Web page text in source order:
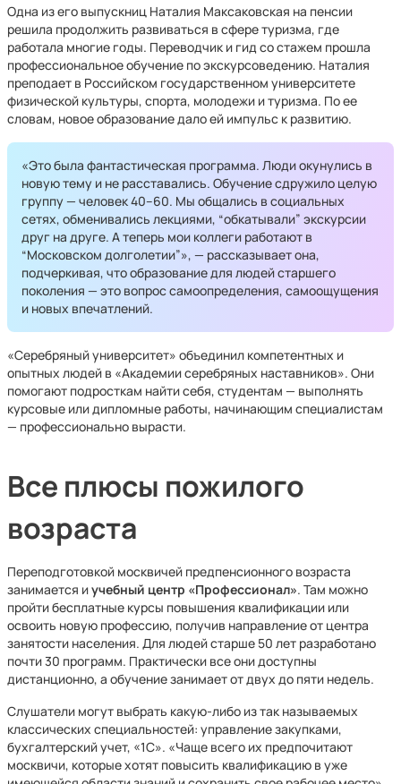
Одна из его выпускниц Наталия Максаковская на пенсии
решила продолжить развиваться в сфере туризма, где
работала многие годы. Переводчик и гид со стажем прошла
профессиональное обучение по экскурсоведению. Наталия
преподает в Российском государственном университете
физической культуры, спорта, молодежи и туризма. По ее
словам, новое образование дало ей импульс к развитию.
«Это была фантастическая программа. Люди окунулись в
новую тему и не расставались. Обучение сдружило целую
группу — человек 40–60. Мы общались в социальных
сетях, обменивались лекциями, “обкатывали” экскурсии
друг на друге. А теперь мои коллеги работают в
“Московском долголетии”», — рассказывает она,
подчеркивая, что образование для людей старшего
поколения — это вопрос самоопределения, самоощущения
и новых впечатлений.
«Серебряный университет» объединил компетентных и
опытных людей в «Академии серебряных наставников». Они
помогают подросткам найти себя, студентам — выполнять
курсовые или дипломные работы, начинающим специалистам
— профессионально вырасти.
Все плюсы пожилого
возраста
Переподготовкой москвичей предпенсионного возраста
занимается иучебный центр «Профессионал». Там можно
пройти бесплатные курсы повышения квалификации или
освоить новую профессию, получив направление от центра
занятости населения. Для людей старше 50 лет разработано
почти 30 программ. Практически все они доступны
дистанционно, а обучение занимает от двух до пяти недель.
Слушатели могут выбрать какую-либо из так называемых
классических специальностей: управление закупками,
бухгалтерский учет, «1С». «Чаще всего их предпочитают
москвичи, которые хотят повысить квалификацию в уже